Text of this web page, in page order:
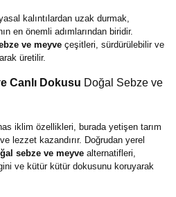
kalıntılardan uzak durmak,
en önemli adımlarından biridir.
ve meyve çeşitleri, sürdürülebilir ve
üretilir.
Canlı Dokusu Doğal Sebze ve
iklim özellikleri, burada yetişen tarım
lezzet kazandırır. Doğrudan yerel
sebze ve meyve alternatifleri,
ve kütür kütür dokusunu koruyarak